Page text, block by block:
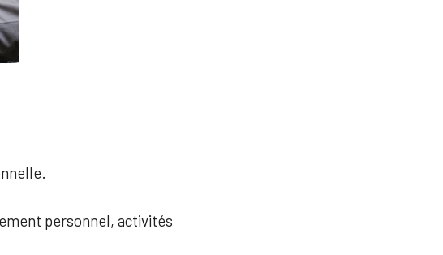
personnel, activités